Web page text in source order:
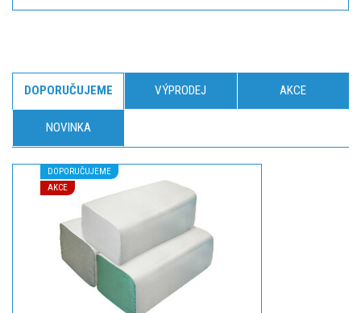
DOPORUČUJEME VÝPRODEJ AKCE
NOVINKA
DOPORUČUJEME
AKCE